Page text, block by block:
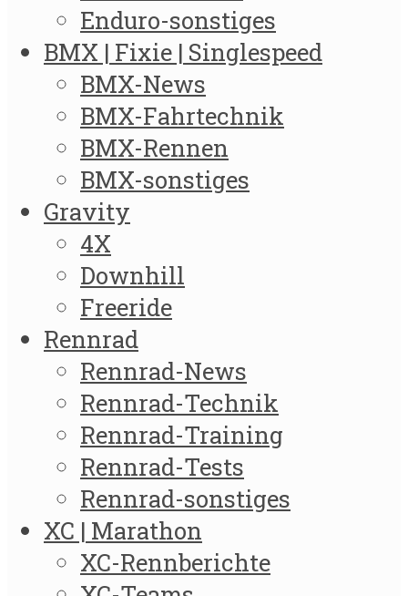
Enduro-sonstiges
BMX | Fixie | Singlespeed
BMX-News
BMX-Fahrtechnik
BMX-Rennen
BMX-sonstiges
Gravity
4X
Downhill
Freeride
Rennrad
Rennrad-News
Rennrad-Technik
Rennrad-Training
Rennrad-Tests
Rennrad-sonstiges
XC | Marathon
XC-Rennberichte